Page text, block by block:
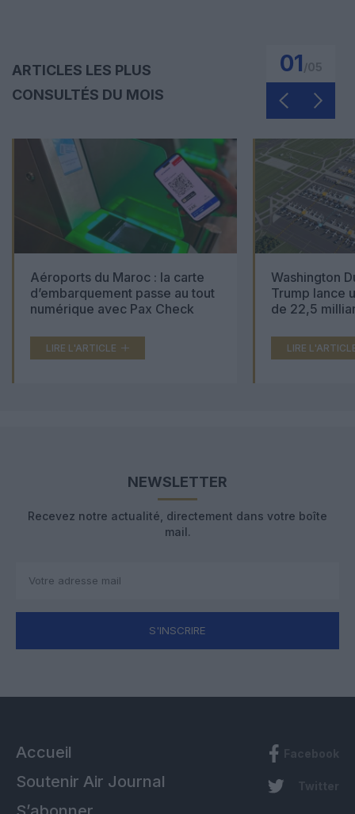
ARTICLES LES PLUS
CONSULTÉS DU MOIS
01
Aéroports du Maroc : la carte
d’embarquement passe au tout
numérique avec Pax Check
LIRE L'ARTICLE
Washington
Trump lance
de 22,5
LIRE
NEWSLETTER
Recevez notre actualité, directement dans votre boîte
mail.
S'INSCRIRE
Accueil
Soutenir Air Journal